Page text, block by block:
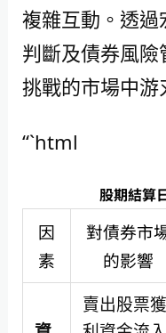
複雜互動。透
判斷及債券風
挑戰的市場中游
“`html
股期結算
因
素
對債券市
的影響
賣出股票獲